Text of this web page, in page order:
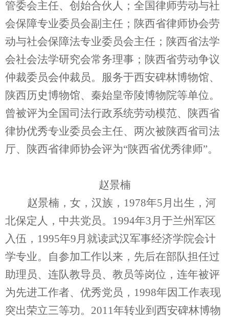
管委会主任、创始合伙人；全国律师劳动与社
会保障专业委员会副主任；陕西省律师协会劳
动与社会保障法专业委员会主任；陕西省法学
会社会法学研究会常务理事；陕西省劳动争议
仲裁委员会仲裁员。服务于西安碑林博物馆、
陕西历史博物馆、秦始皇帝陵博物院等单位。
曾被评为全国司法行政系统劳动模范、陕西省
律协优秀专业委员会主任、两次被陕西省司法
厅、陕西省律师协会评为“陕西省优秀律师”。
赵景楠
赵景楠，女，汉族，1978年5月出生，河
北保定人，中共党员。1994年3月于兰州军区
入伍，1995年9月就读武汉军事经济学院会计
学专业。自参加工作以来，先后在部队担任过
助理员、连队教导员、教员等岗位，连年被评
为先进工作者、优秀党员，1998年因工作表现
突出荣立三等功。2011年转业到西安碑林博物